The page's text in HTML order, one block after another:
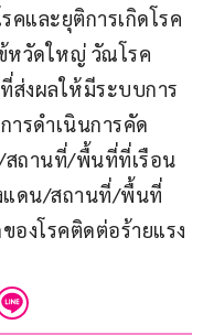
คและยุติการเกิดโรค
หวัดใหญ่ วัณโรค
ส่งผลให้มีระบบการ
ารดำเนินการคัด
สถานที่/พื้นที่ที่เรือน
แดน/สถานที่/พื้นที่
องโรคติดต่อร้ายแรง